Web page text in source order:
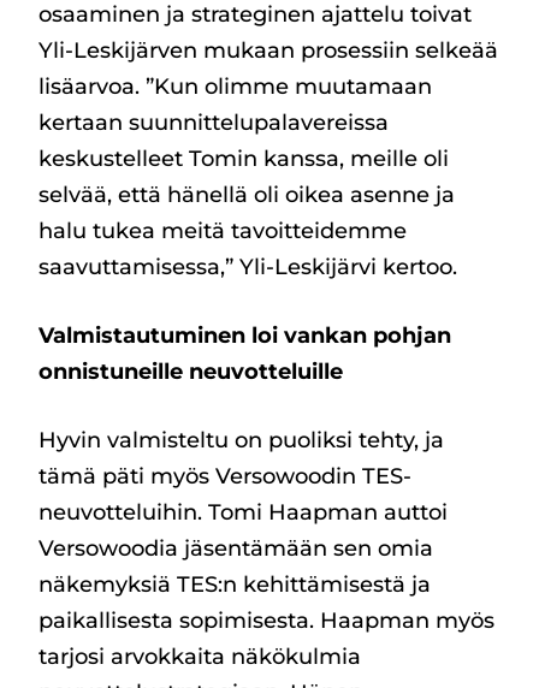
osaaminen ja strateginen ajattelu toivat
Yli-Leskijärven mukaan prosessiin selkeää
lisäarvoa. ”Kun olimme muutamaan
kertaan suunnittelupalavereissa
keskustelleet Tomin kanssa, meille oli
selvää, että hänellä oli oikea asenne ja
halu tukea meitä tavoitteidemme
saavuttamisessa,” Yli-Leskijärvi kertoo.
Valmistautuminen loi vankan pohjan
onnistuneille neuvotteluille
Hyvin valmisteltu on puoliksi tehty, ja
tämä päti myös Versowoodin TES-
neuvotteluihin. Tomi Haapman auttoi
Versowoodia jäsentämään sen omia
näkemyksiä TES:n kehittämisestä ja
paikallisesta sopimisesta. Haapman myös
tarjosi arvokkaita näkökulmia